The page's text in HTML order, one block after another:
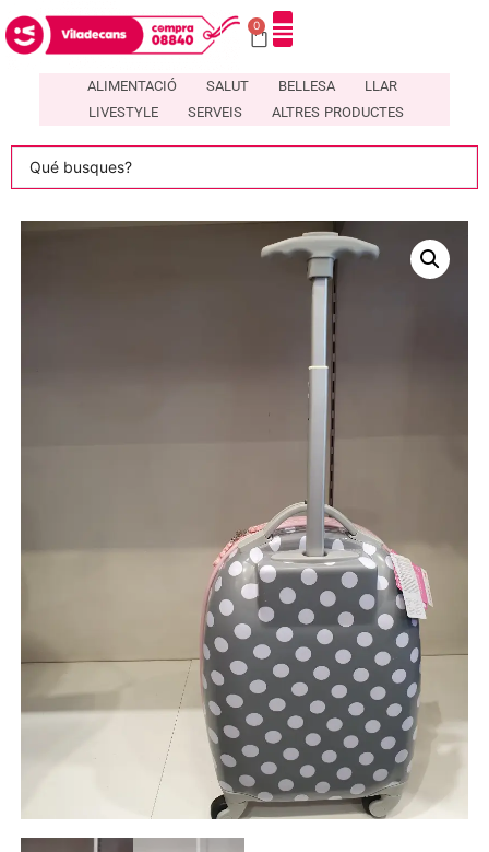
0
ALIMENTACIÓ SALUT BELLESA
LLAR
LIVESTYLE
SERVEIS ALTRES PRODUCTES